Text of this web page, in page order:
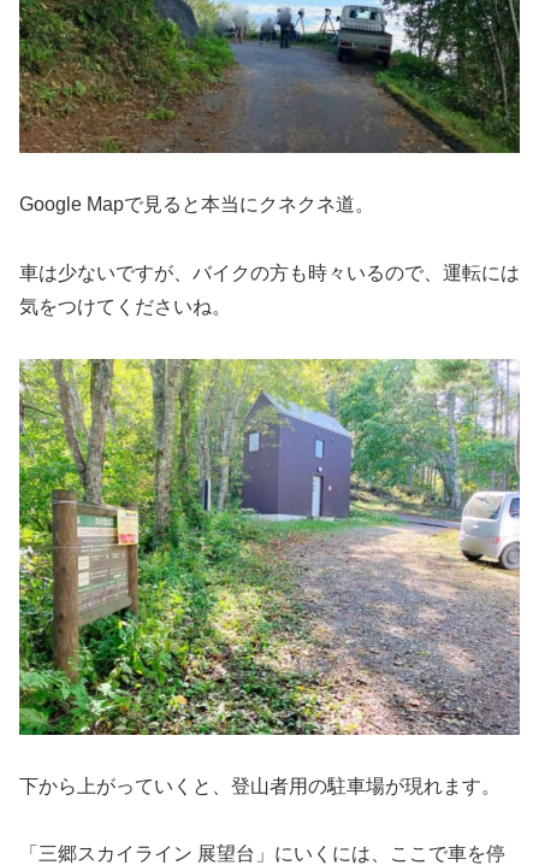
Google Mapで見ると本当にクネクネ道。
車は少ないですが、バイクの方も時々いるので、運転には
気をつけてくださいね。
下から上がっていくと、登山者用の駐車場が現れます。
「三郷スカイライン 展望台」にいくには、ここで車を停